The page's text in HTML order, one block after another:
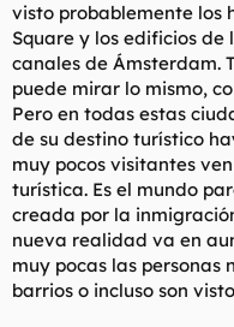
visto probablemente los
Square y los edificios
canales de Ámsterdam.
puede mirar lo mismo,
Pero en todas estas
de su destino turístico
muy pocos visitantes
turística. Es el mundo
creada por la
nueva realidad va en
muy pocas las personas
barrios o incluso son